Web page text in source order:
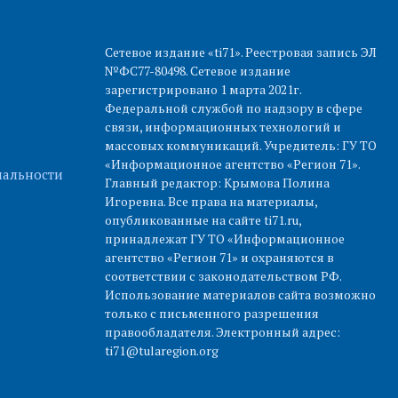
Сетевое издание «ti71». Реестровая запись ЭЛ
№ФС77-80498. Сетевое издание
зарегистрировано 1 марта 2021г.
Федеральной службой по надзору в сфере
связи, информационных технологий и
массовых коммуникаций. Учредитель: ГУ ТО
«Информационное агентство «Регион 71».
Главный редактор: Крымова Полина
Игоревна. Все права на материалы,
опубликованные на сайте ti71.ru,
принадлежат ГУ ТО «Информационное
агентство «Регион 71» и охраняются в
соответствии с законодательством РФ.
Использование материалов сайта возможно
только с письменного разрешения
правообладателя. Электронный адрес:
ti71@tularegion.org